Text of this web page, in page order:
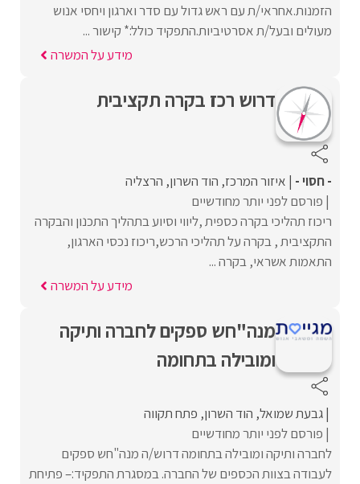
הזמנות.אחראי/ת עם ראש גדול עם סדר וארגון ויחסי אנוש
מעולים ובעל/ת אסרטיביות.התפקיד כולל:* קישור ...
מידע על המשרה
דרוש רכז בקרה תקציבית
- חסוי - איזור המרכז הוד השרון הרצליה
פורסם לפני יותר מחודשיים
ריכוז תהליכי בקרה כספית ,ליווי וסיוע בתהליך התכנון והבקרה
התקציבית , בקרה על תהליכי הרכש,ריכוז נכסי הארגון,
התאמות אשראי, בקרה ...
מידע על המשרה
מנה"חש ספקים לחברה ותיקה
ומובילה בתחומה
גבעת שמואל הוד השרון פתח תקווה
פורסם לפני יותר מחודשיים
לחברה ותיקה ומובילה בתחומה דרוש/ה מנה"חש ספקים
לעבודה בצוות הכספים של החברה. במסגרת התפקיד:– פתיחת